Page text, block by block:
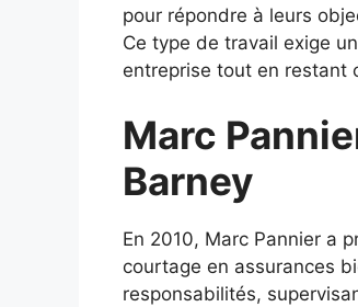
pour répondre à leurs
Ce type de travail exige
entreprise tout en restant
Marc
Barney
En 2010, Marc Pannier a
courtage en assurances
responsabilités,